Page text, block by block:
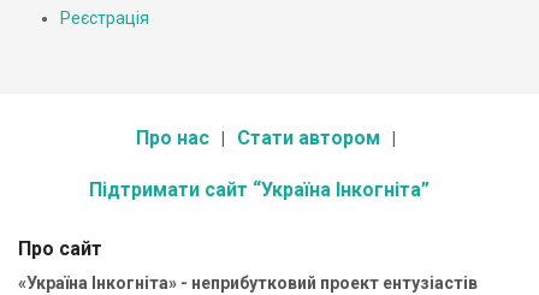
Реєстрація
Про нас Стати автором
Підтримати сайт “Україна Інкогніта”
Про сайт
«Україна Інкогніта» - неприбутковий проект ентузіастів